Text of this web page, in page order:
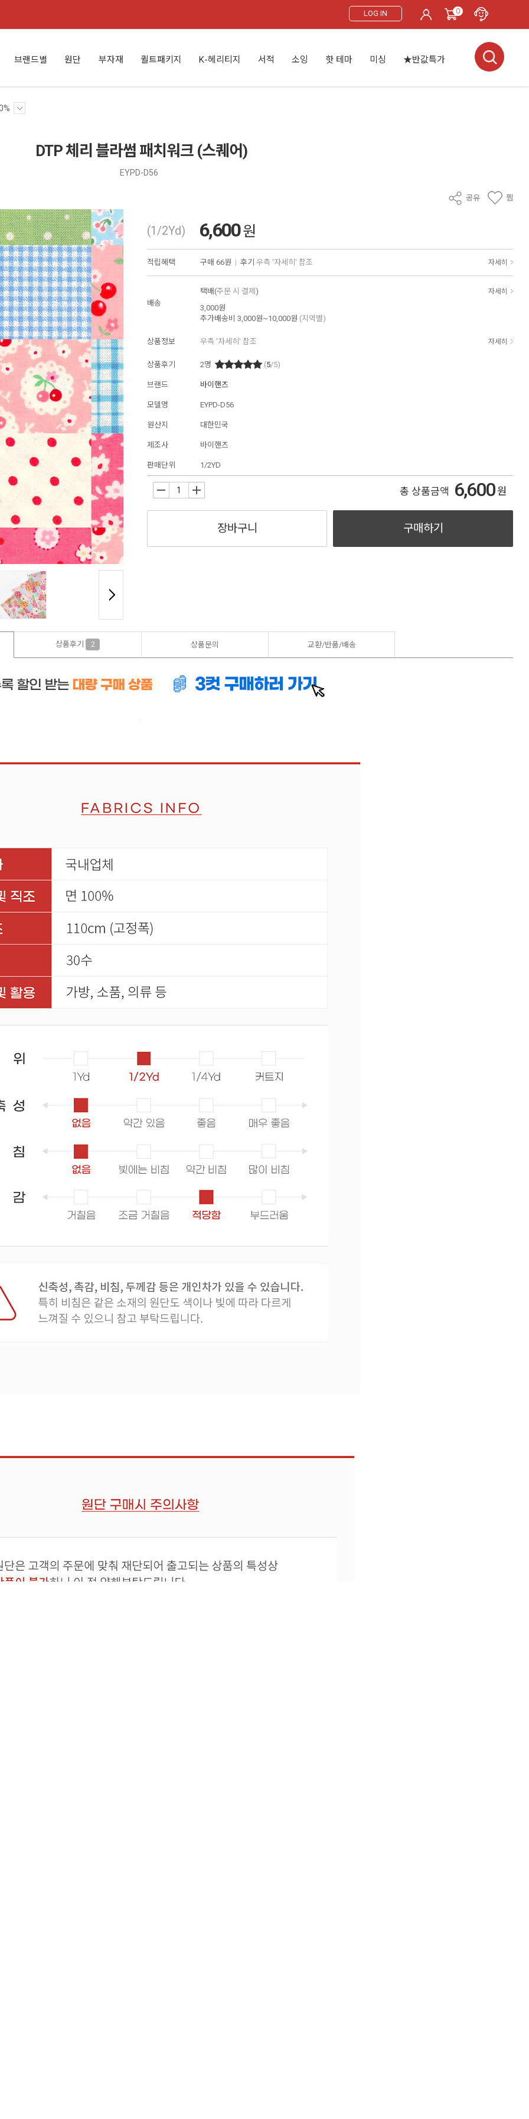
LOG IN 0
브랜드별 원단 부자재 퀼트패키지 K-헤리티지 서적 소잉 핫 테마 미싱 ★반값특가
DTP 체리 블라썸 패치워크 (스퀘어)
EYPD-D56
공유 찜
(1/2Yd) 6,600원
적립혜택 구매 66원 | 후기 우측 '자세히' 참조 자세히
배송
택배(주문 시 결제 ) 자세히
3,000원
추가배송비 3,000원~10,000원 (지역별)
상품정보 우측 '자세히' 참조 자세히
상품후기 2명 (5/5)
브랜드 바이핸즈
모델명 EYPD-D56
원산지 대한민국
제조사 바이핸즈
판매단위 1/2YD
+ 총 상품금액 6,600원
장바구니 구매하기
상품후기 2 상품문의 교환/반품/배송